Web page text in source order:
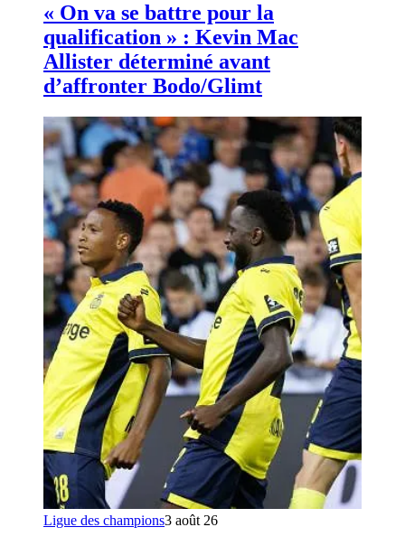
« On va se battre pour la
qualification » : Kevin Mac
Allister déterminé avant
d’affronter Bodo/Glimt
Ligue des champions3 août 26